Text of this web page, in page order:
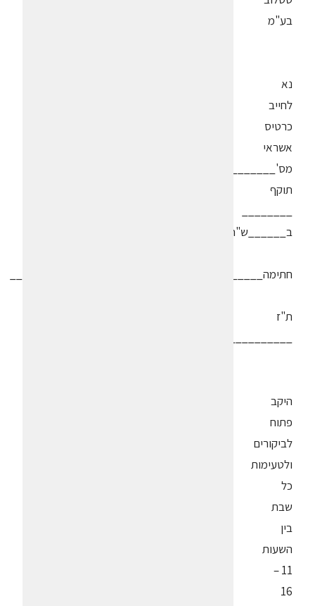
בע"מ
נא
לחייב
כרטיס
אשראי
מס'______________________
תוקף
ב______ש"ח.
חתימה________________________________________
ת"ז
היקב
פתוח
לביקורים
ולטעימות
כל
שבת
בין
השעות
11 –
16